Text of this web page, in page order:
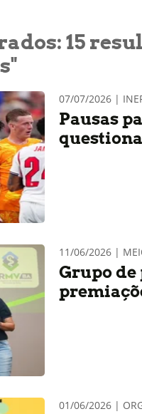
15
07/07/2026 |
Pausas
11/06/2026 |
Grupo de
01/06/2026 |